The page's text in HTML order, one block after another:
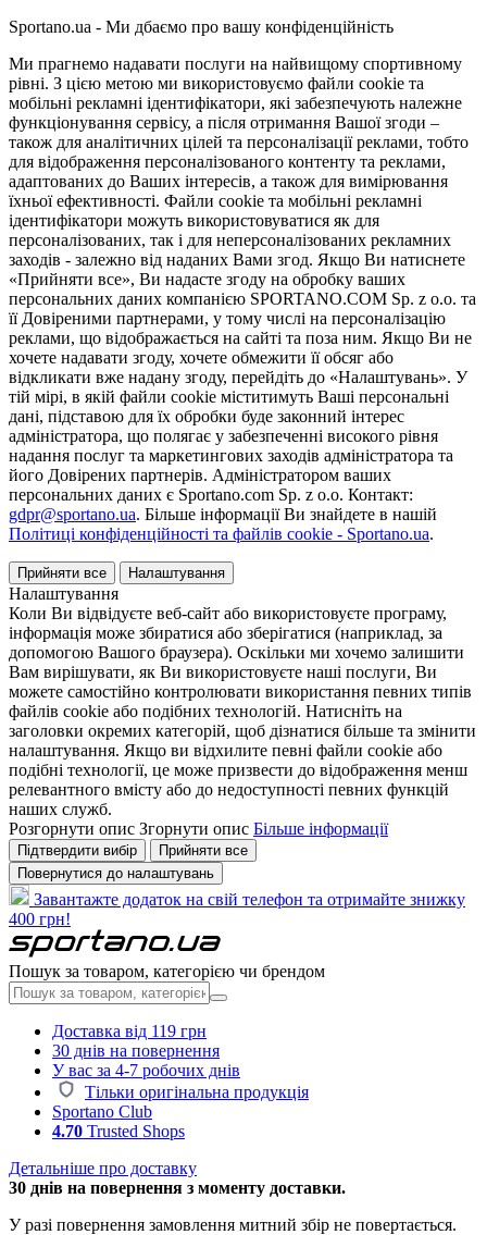
Sportano.ua - Ми дбаємо про вашу конфіденційність
Ми прагнемо надавати послуги на найвищому спортивному
рівні. З цією метою ми використовуємо файли cookie та
мобільні рекламні ідентифікатори, які забезпечують належне
функціонування сервісу, а після отримання Вашої згоди –
також для аналітичних цілей та персоналізації реклами, тобто
для відображення персоналізованого контенту та реклами,
адаптованих до Ваших інтересів, а також для вимірювання
їхньої ефективності. Файли cookie та мобільні рекламні
ідентифікатори можуть використовуватися як для
персоналізованих, так і для неперсоналізованих рекламних
заходів - залежно від наданих Вами згод. Якщо Ви натиснете
«Прийняти все», Ви надасте згоду на обробку ваших
персональних даних компанією SPORTANO.COM Sp. z o.o. та
її Довіреними партнерами, у тому числі на персоналізацію
реклами, що відображається на сайті та поза ним. Якщо Ви не
хочете надавати згоду, хочете обмежити її обсяг або
відкликати вже надану згоду, перейдіть до «Налаштувань». У
тій мірі, в якій файли cookie міститимуть Ваші персональні
дані, підставою для їх обробки буде законний інтерес
адміністратора, що полягає у забезпеченні високого рівня
надання послуг та маркетингових заходів адміністратора та
його Довірених партнерів. Адміністратором ваших
персональних даних є Sportano.com Sp. z o.o. Контакт:
gdpr@sportano.ua. Більше інформації Ви знайдете в нашій
Політиці конфіденційності та файлів cookie - Sportano.ua.
Прийняти все Налаштування
Налаштування
Коли Ви відвідуєте веб-сайт або використовуєте програму,
інформація може збиратися або зберігатися (наприклад, за
допомогою Вашого браузера). Оскільки ми хочемо залишити
Вам вирішувати, як Ви використовуєте наші послуги, Ви
можете самостійно контролювати використання певних типів
файлів cookie або подібних технологій. Натисніть на
заголовки окремих категорій, щоб дізнатися більше та змінити
налаштування. Якщо ви відхилите певні файли cookie або
подібні технології, це може призвести до відображення менш
релевантного вмісту або до недоступності певних функцій
наших служб.
Розгорнути опис Згорнути опис Більше інформації
Підтвердити вибір
Прийняти все
Повернутися до налаштувань
Завантажте додаток на свій телефон та отримайте знижку
400 грн!
Пошук за товаром, категорією чи брендом
Доставка від 119 грн
30 днів на повернення
У вас за 4-7 робочих днів
Тільки оригінальна продукція
Sportano Club
4.70 Trusted Shops
Детальніше про доставку
30 днів на повернення з моменту доставки.
У разі повернення замовлення митний збір не повертається.